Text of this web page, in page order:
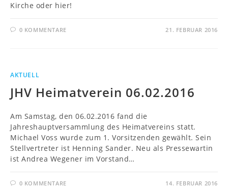
Kirche oder hier!
0 KOMMENTARE 21. FEBRUAR 2016
AKTUELL
JHV Heimatverein 06.02.2016
Am Samstag, den 06.02.2016 fand die
Jahreshauptversammlung des Heimatvereins statt.
Michael Voss wurde zum 1. Vorsitzenden gewählt. Sein
Stellvertreter ist Henning Sander. Neu als Pressewartin
ist Andrea Wegener im Vorstand…
0 KOMMENTARE 14. FEBRUAR 2016